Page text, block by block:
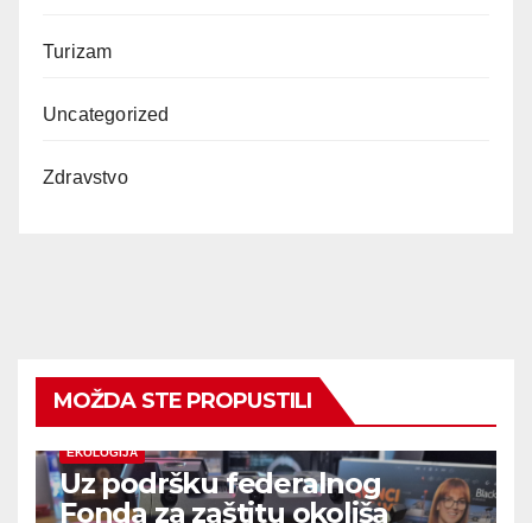
Turizam
Uncategorized
Zdravstvo
MOŽDA STE PROPUSTILI
EKOLOGIJA
Uz podršku federalnog
Fonda za zaštitu okoliša